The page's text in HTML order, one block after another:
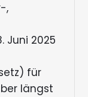
,
Juni 2025
für
längst